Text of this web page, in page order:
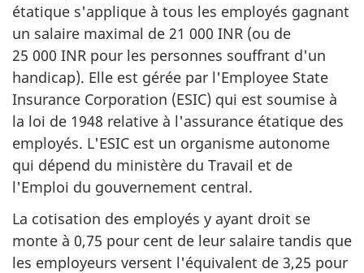
étatique s'applique à tous les employés gagnant
un salaire maximal de 21 000 INR (ou de
25 000 INR pour les personnes souffrant d'un
handicap). Elle est gérée par l'Employee State
Insurance Corporation (ESIC) qui est soumise à
la loi de 1948 relative à l'assurance étatique des
employés. L'ESIC est un organisme autonome
qui dépend du ministère du Travail et de
l'Emploi du gouvernement central.
La cotisation des employés y ayant droit se
monte à 0,75 pour cent de leur salaire tandis que
les employeurs versent l'équivalent de 3,25 pour